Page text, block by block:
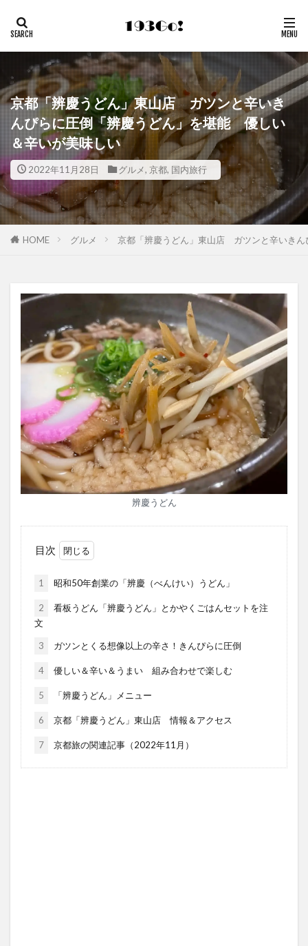
京都「辨慶うどん」東山店 ガツンと辛いき
んぴらに圧倒「辨慶うどん」を堪能 優しい
＆辛いが美味しい
2022年11月28日 グルメ, 京都, 国内旅行
HOME グルメ 京都「辨慶うどん」東山店 ガツンと辛いき
辨慶うどん
目次
1 昭和50年創業の「辨慶（べんけい）うどん」
2
看板うどん「辨慶うどん」とかやくごはんセットを注
文
3 ガツンとくる想像以上の辛さ！きんぴらに圧倒
4 優しい＆辛い＆うまい 組み合わせで楽しむ
5 「辨慶うどん」メニュー
6 京都「辨慶うどん」東山店 情報＆アクセス
7 京都旅の関連記事（2022年11月）